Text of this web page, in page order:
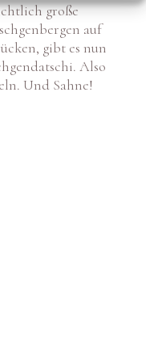
große
auf
gibt es nun
Also
Und Sahne!